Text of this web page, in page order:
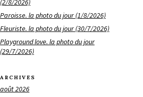
(2/8/2026)
Paroisse. la photo du jour (1/8/2026)
Fleuriste. la photo du jour (30/7/2026)
Playground love. la photo du jour
(29/7/2026)
ARCHIVES
août 2026